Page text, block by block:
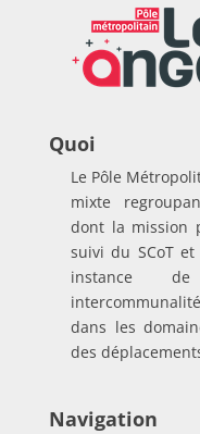
Quoi
Le Pôle
mixte
dont la mission
suivi du SCoT et
instance
dans les
des
Navigation